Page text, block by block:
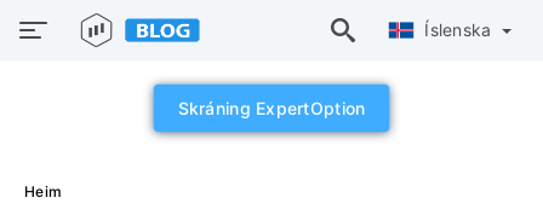
Íslenska
Skráning ExpertOption
Heim